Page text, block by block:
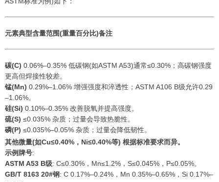
元素典型含量范围(重量百分比)备注
碳(C) 0.06%–0.35% 低碳钢(如ASTM A53)通常≤0.30%；高碳钢强度
更高但焊接性较差。
锰(Mn) 0.29%–1.06% 增强强度和淬透性；ASTM A106 B级允许0.29
–1.06%。
硅(Si) 0.10%–0.35% 改善脱氧并提高强度。
硫(S) ≤0.035% 杂质；过量会导致热脆性。
磷(P) ≤0.035%–0.05% 杂质；过量会降低韧性。
其他微量(如Cu≤0.40%，Ni≤0.40%等) 根据标准要求而异。
示例牌号:
ASTM A53 B级: C≤0.30%，Mn≤1.2%，S≤0.045%，P≤0.05%。
GB/T 8163 20#钢: C 0.17%–0.24%，Mn 0.35%–0.65%，Si 0.17%–